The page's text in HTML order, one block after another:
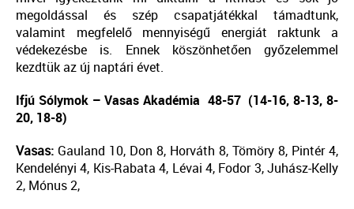
megoldással és szép csapatjátékkal támadtunk,
valamint megfelelő mennyiségű energiát raktunk a
védekezésbe is. Ennek köszönhetően győzelemmel
kezdtük az új naptári évet.
Ifjú Sólymok – Vasas Akadémia 48-57 (14-16, 8-13, 8-
20, 18-8)
Vasas: Gauland 10, Don 8, Horváth 8, Tömöry 8, Pintér 4,
Kendelényi 4, Kis-Rabata 4, Lévai 4, Fodor 3, Juhász-Kelly
2, Mónus 2,